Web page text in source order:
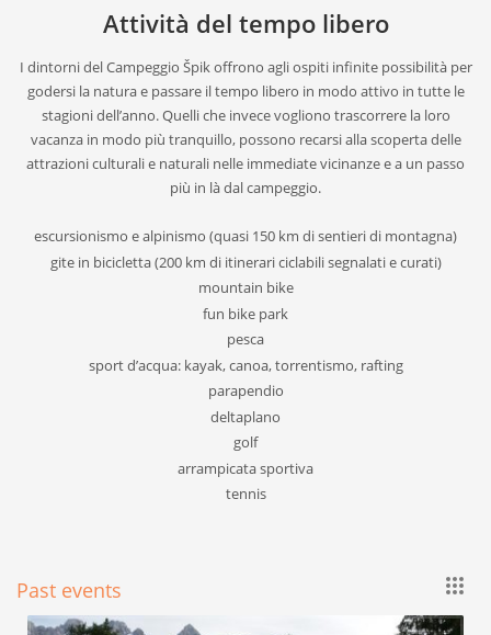
Attività del tempo libero
I dintorni del Campeggio Špik offrono agli ospiti infinite possibilità per
godersi la natura e passare il tempo libero in modo attivo in tutte le
stagioni dell’anno. Quelli che invece vogliono trascorrere la loro
vacanza in modo più tranquillo, possono recarsi alla scoperta delle
attrazioni culturali e naturali nelle immediate vicinanze e a un passo
più in là dal campeggio.
escursionismo e alpinismo (quasi 150 km di sentieri di montagna)
gite in bicicletta (200 km di itinerari ciclabili segnalati e curati)
mountain bike
fun bike park
pesca
sport d’acqua: kayak, canoa, torrentismo, rafting
parapendio
deltaplano
golf
arrampicata sportiva
tennis
Past events